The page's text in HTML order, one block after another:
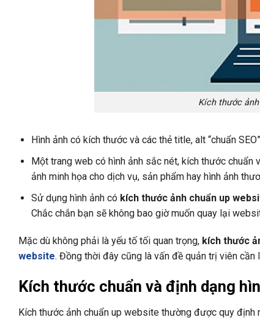
Kích thước
Hình ảnh có kích thước và các thẻ title, alt “chuẩn
Một trang web có hình ảnh sắc nét, kích thước
ảnh minh họa cho dịch vụ, sản phẩm hay hình ảnh
Sử dụng hình ảnh cókích thước ảnh chuẩn up
Chắc chắn bạn sẽ không bao giờ muốn quay lại
Mặc dù không phải là yếu tố tối quan trọng, kích thước
website. Đồng thời đây cũng là vấn đề quản trị viên cần
Kích thước chuẩn và định dạng
Kích thước ảnh chuẩn up website thường được quy định